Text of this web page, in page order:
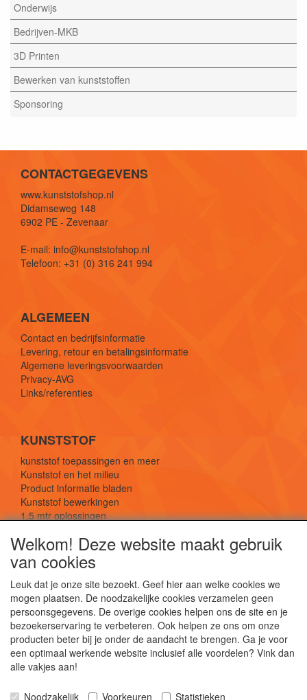
Onderwijs
Bedrijven-MKB
3D Printen
Bewerken van kunststoffen
Sponsoring
CONTACTGEGEVENS
www.kunststofshop.nl
Didamseweg 148
6902 PE - Zevenaar
E-mail: info@kunststofshop.nl
Telefoon: +31 (0) 316 241 994
ALGEMEEN
Contact en bedrijfsinformatie
Levering, retour en betalingsinformatie
Algemene leveringsvoorwaarden
Privacy-AVG
Links/referenties
KUNSTSTOF
kunststof toepassingen en meer
Kunststof en het milieu
Product informatie bladen
Kunststof bewerkingen
1,5 mtr oplossingen
SOCIALE MEDIA
De webshop voor kunststof platen, folies, buizen
Kunststof bewerkingen, productontwerp en
Welkom! Deze website maakt gebruik
van cookies
Leuk dat je onze site bezoekt. Geef hier aan welke cookies we
mogen plaatsen. De noodzakelijke cookies verzamelen geen
persoonsgegevens. De overige cookies helpen ons de site en je
bezoekerservaring te verbeteren. Ook helpen ze ons om onze
producten beter bij je onder de aandacht te brengen. Ga je voor
een optimaal werkende website inclusief alle voordelen? Vink dan
alle vakjes aan!
Noodzakelijk Voorkeuren Statistieken